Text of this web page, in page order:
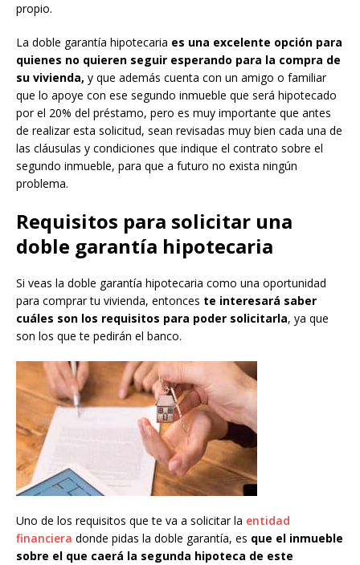
propio.
La doble garantía hipotecaria es una excelente opción para
quienes no quieren seguir esperando para la compra de
su vivienda, y que además cuenta con un amigo o familiar
que lo apoye con ese segundo inmueble que será hipotecado
por el 20% del préstamo, pero es muy importante que antes
de realizar esta solicitud, sean revisadas muy bien cada una de
las cláusulas y condiciones que indique el contrato sobre el
segundo inmueble, para que a futuro no exista ningún
problema.
Requisitos para solicitar una
doble garantía hipotecaria
Si veas la doble garantía hipotecaria como una oportunidad
para comprar tu vivienda, entonces te interesará saber
cuáles son los requisitos para poder solicitarla, ya que
son los que te pedirán el banco.
Uno de los requisitos que te va a solicitar la entidad
financiera donde pidas la doble garantía, es que el inmueble
sobre el que caerá la segunda hipoteca de este